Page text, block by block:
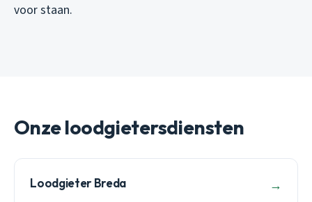
voor staan.
Onze loodgietersdiensten
Loodgieter Breda →